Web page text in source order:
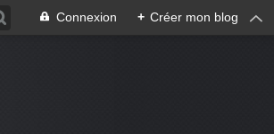
Connexion + Créer mon blog